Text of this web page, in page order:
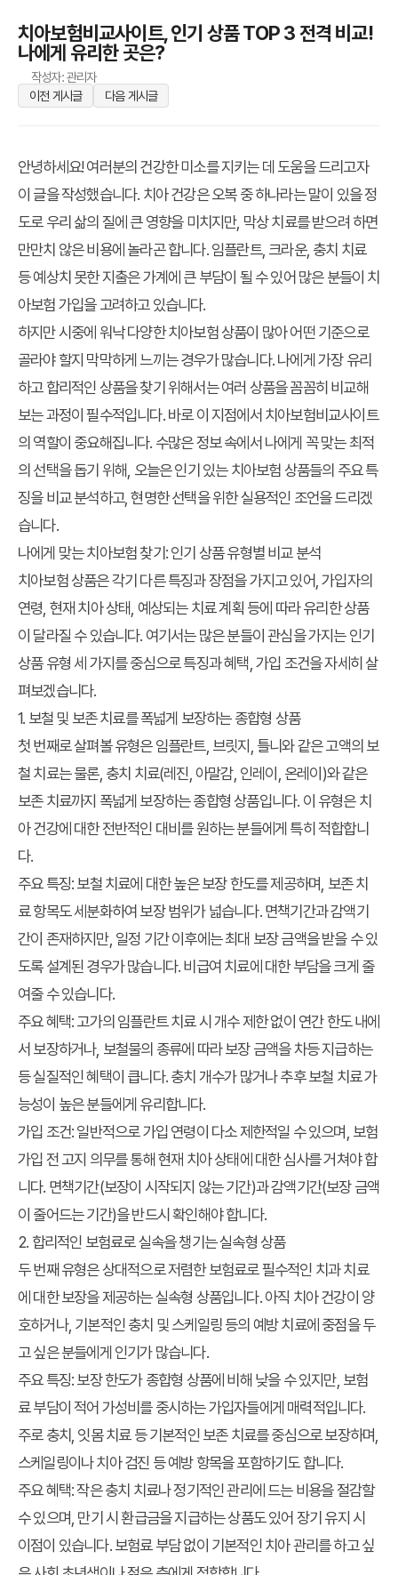
치아보험비교사이트, 인기 상품 TOP 3 전격 비교!
나에게 유리한 곳은?
작성자: 관리자
이전 게시글
다음 게시글
안녕하세요! 여러분의 건강한 미소를 지키는 데 도움을 드리고자
이 글을 작성했습니다. 치아 건강은 오복 중 하나라는 말이 있을 정
도로 우리 삶의 질에 큰 영향을 미치지만, 막상 치료를 받으려 하면
만만치 않은 비용에 놀라곤 합니다. 임플란트, 크라운, 충치 치료
등 예상치 못한 지출은 가계에 큰 부담이 될 수 있어 많은 분들이 치
아보험 가입을 고려하고 있습니다.
하지만 시중에 워낙 다양한 치아보험 상품이 많아 어떤 기준으로
골라야 할지 막막하게 느끼는 경우가 많습니다. 나에게 가장 유리
하고 합리적인 상품을 찾기 위해서는 여러 상품을 꼼꼼히 비교해
보는 과정이 필수적입니다. 바로 이 지점에서 치아보험비교사이트
의 역할이 중요해집니다. 수많은 정보 속에서 나에게 꼭 맞는 최적
의 선택을 돕기 위해, 오늘은 인기 있는 치아보험 상품들의 주요 특
징을 비교 분석하고, 현명한 선택을 위한 실용적인 조언을 드리겠
습니다.
나에게 맞는 치아보험 찾기: 인기 상품 유형별 비교 분석
치아보험 상품은 각기 다른 특징과 장점을 가지고 있어, 가입자의
연령, 현재 치아 상태, 예상되는 치료 계획 등에 따라 유리한 상품
이 달라질 수 있습니다. 여기서는 많은 분들이 관심을 가지는 인기
상품 유형 세 가지를 중심으로 특징과 혜택, 가입 조건을 자세히 살
펴보겠습니다.
1. 보철 및 보존 치료를 폭넓게 보장하는 종합형 상품
첫 번째로 살펴볼 유형은 임플란트, 브릿지, 틀니와 같은 고액의 보
철 치료는 물론, 충치 치료(레진, 아말감, 인레이, 온레이)와 같은
보존 치료까지 폭넓게 보장하는 종합형 상품입니다. 이 유형은 치
아 건강에 대한 전반적인 대비를 원하는 분들에게 특히 적합합니
다.
주요 특징: 보철 치료에 대한 높은 보장 한도를 제공하며, 보존 치
료 항목도 세분화하여 보장 범위가 넓습니다. 면책기간과 감액기
간이 존재하지만, 일정 기간 이후에는 최대 보장 금액을 받을 수 있
도록 설계된 경우가 많습니다. 비급여 치료에 대한 부담을 크게 줄
여줄 수 있습니다.
주요 혜택: 고가의 임플란트 치료 시 개수 제한 없이 연간 한도 내에
서 보장하거나, 보철물의 종류에 따라 보장 금액을 차등 지급하는
등 실질적인 혜택이 큽니다. 충치 개수가 많거나 추후 보철 치료 가
능성이 높은 분들에게 유리합니다.
가입 조건: 일반적으로 가입 연령이 다소 제한적일 수 있으며, 보험
가입 전 고지 의무를 통해 현재 치아 상태에 대한 심사를 거쳐야 합
니다. 면책기간(보장이 시작되지 않는 기간)과 감액기간(보장 금액
이 줄어드는 기간)을 반드시 확인해야 합니다.
2. 합리적인 보험료로 실속을 챙기는 실속형 상품
두 번째 유형은 상대적으로 저렴한 보험료로 필수적인 치과 치료
에 대한 보장을 제공하는 실속형 상품입니다. 아직 치아 건강이 양
호하거나, 기본적인 충치 및 스케일링 등의 예방 치료에 중점을 두
고 싶은 분들에게 인기가 많습니다.
주요 특징: 보장 한도가 종합형 상품에 비해 낮을 수 있지만, 보험
료 부담이 적어 가성비를 중시하는 가입자들에게 매력적입니다.
주로 충치, 잇몸 치료 등 기본적인 보존 치료를 중심으로 보장하며,
스케일링이나 치아 검진 등 예방 항목을 포함하기도 합니다.
주요 혜택: 작은 충치 치료나 정기적인 관리에 드는 비용을 절감할
수 있으며, 만기 시 환급금을 지급하는 상품도 있어 장기 유지 시
이점이 있습니다. 보험료 부담 없이 기본적인 치아 관리를 하고 싶